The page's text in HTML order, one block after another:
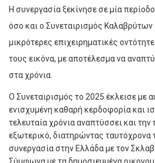
Η συνεργασία ξεκίνησε σε μία
όσο και ο Συνεταιρισμός
μικρότερες επιχειρηματικές
τους εικόνα, με αποτέλεσμα να
στα χρόνια.
Ο Συνεταιρισμός το 2025 έκλεισε με
ενισχυμένη καθαρή κερδοφορία και
τελευταία χρόνια αναπτύσσει και
εξωτερικό, διατηρώντας ταυτόχρονα
συνεργασία στην Ελλάδα με τον
Σύμφωνα με τα δημοσιευμένα